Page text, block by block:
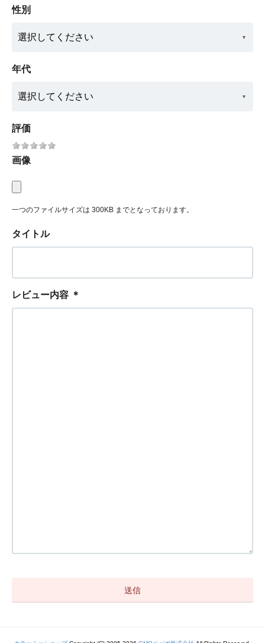
性別
年代
評価
画像
一つのファイルサイズは 300KB までとなっております。
タイトル
レビュー内容 ＊